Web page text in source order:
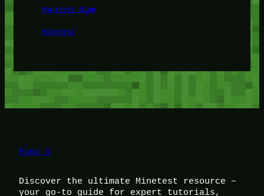
Minetest Blog
Minetest
Foox U
Discover the ultimate Minetest resource –
your go-to guide for expert tutorials,